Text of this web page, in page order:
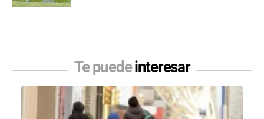
Te puedeinteresar